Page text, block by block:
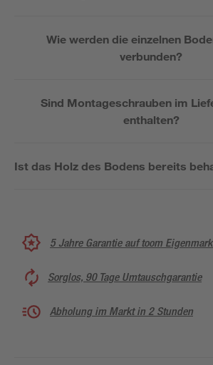
Wie werden die einzelnen
verbunden?
Sind Montageschrauben im
enthalten?
Ist das Holz des Bodens bereits
5 Jahre Garantie auf toom
Sorglos, 90 Tage Umtauschgarantie
Abholung im Markt in 2 Stunden